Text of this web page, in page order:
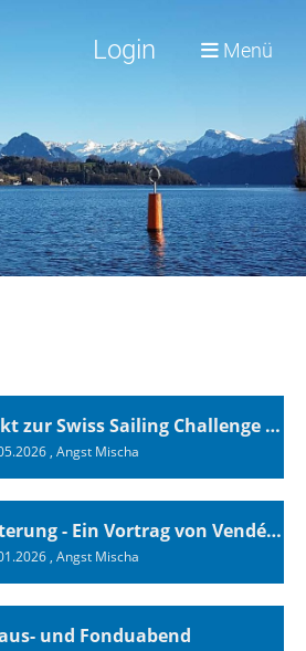
Login Menü
Erfolgreicher Auftakt zur Swiss Sailing Challenge League 2026
, Angst Mischa
Inspiration, Begeisterung - Ein Vortrag von Vendée-Globe-Finisher Oliver Heer
, Angst Mischa
und Fonduabend